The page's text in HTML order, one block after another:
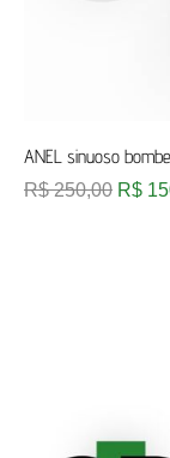
ANEL sinuoso
R$250,00 R$